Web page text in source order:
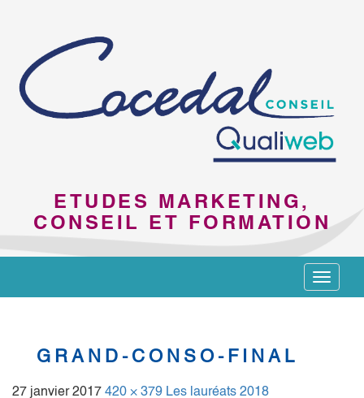
ETUDES MARKETING,
CONSEIL ET FORMATION
Toggle
GRAND-CONSO-FINAL
27 janvier 2017 420 × 379 Les lauréats 2018